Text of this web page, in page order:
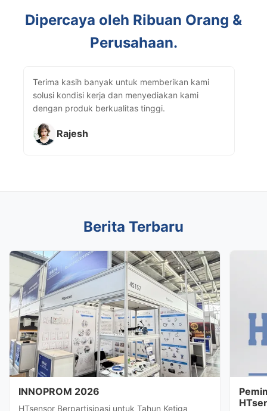
Dipercaya oleh Ribuan Orang &
Perusahaan.
Terima kasih banyak untuk memberikan kami
solusi kondisi kerja dan menyediakan kami
dengan produk berkualitas tinggi.
Rajesh
Berita Terbaru
INNOPROM 2026
HTsensor Berpartisipasi untuk Tahun Ketiga